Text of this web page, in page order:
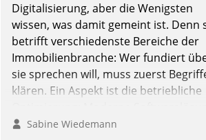
Digitalisierung, aber die Wenigsten
wissen, was damit gemeint ist. Denn
betrifft verschiedenste Bereiche der
Immobilienbranche: Wer fundiert
sie sprechen will, muss zuerst
klären. Ein Aspekt ist die betriebliche
ermöglichen große Einsparungen
Sabine Wiedemann